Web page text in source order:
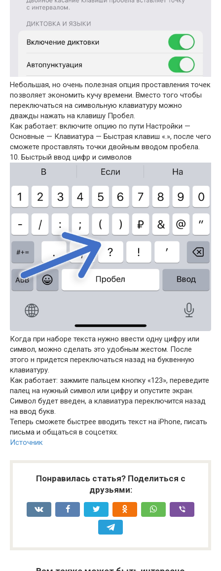
Небольшая, но очень полезная опция проставления точек
позволяет экономить кучу времени. Вместо того чтобы
переключаться на символьную клавиатуру можно
дважды нажать на клавишу Пробел.
Как работает: включите опцию по пути Настройки —
Основные — Клавиатура — Быстрая клавиш «.», после чего
сможете проставлять точки двойным вводом пробела.
10. Быстрый ввод цифр и символов
Когда при наборе текста нужно ввести одну цифру или
символ, можно сделать это удобным жестом. После
этого н придется переключаться назад на буквенную
клавиатуру.
Как работает: зажмите пальцем кнопку «123», переведите
палец на нужный символ или цифру и опустите экран.
Символ будет введен, а клавиатура переключится назад
на ввод букв.
Теперь сможете быстрее вводить текст на iPhone, писать
письма и общаться в соцсетях.
Источник
Понравилась статья? Поделиться с
друзьями: